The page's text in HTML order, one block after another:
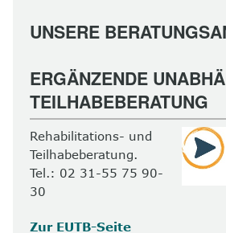
UNSERE
ERGÄNZENDE
TEILHABEBERATUNG
Rehabilitations- und
Teilhabeberatung.
Tel.: 02 31-55 75 90-
30
Zur EUTB-Seite